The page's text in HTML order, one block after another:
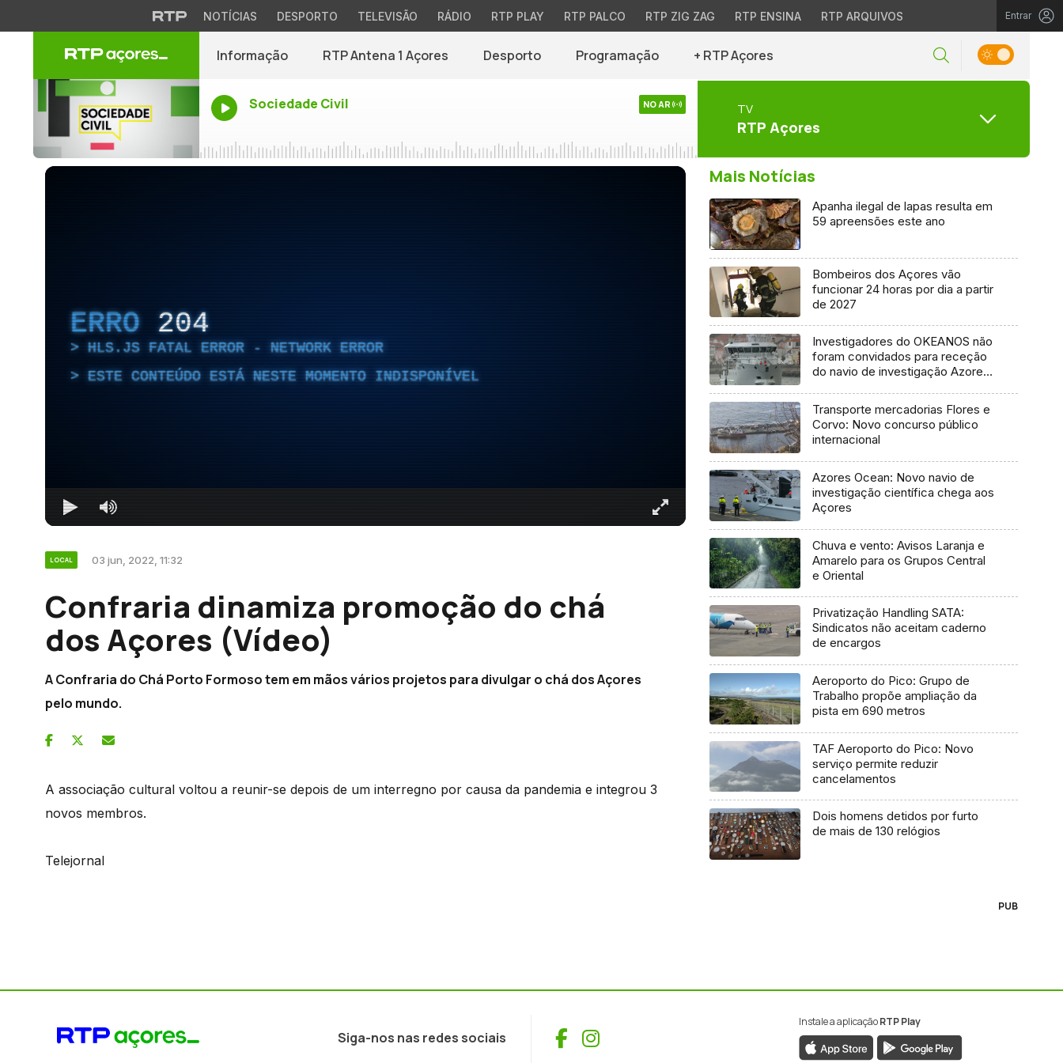
NOTÍCIAS DESPORTO TELEVISÃO RÁDIO RTP PLAY RTP PALCO RTP ZIG ZAG RTP ENSINA RTP ARQUIVOS Entrar
Informação RTP Antena 1 Açores Desporto Programação + RTP Açores
Sociedade Civil NO AR TV
RTP Açores
ERRO 204
HLS.JS FATAL ERROR - NETWORK ERROR
ESTE CONTEÚDO ESTÁ NESTE MOMENTO INDISPONÍVEL
LOCAL 03 jun, 2022, 11:32
Confraria dinamiza promoção do chá
dos Açores (Vídeo)
A Confraria do Chá Porto Formoso tem em mãos vários projetos para divulgar o chá dos Açores
pelo mundo.
A associação cultural voltou a reunir-se depois de um interregno por causa da pandemia e integrou 3
novos membros.
Telejornal
Mais Notícias
Apanha ilegal de lapas resulta em
59 apreensões este ano
Bombeiros dos Açores vão
funcionar 24 horas por dia a partir
de 2027
Investigadores do OKEANOS não
foram convidados para receção
do navio de investigação Azores
Transporte mercadorias Flores e
Corvo: Novo concurso público
internacional
Azores Ocean: Novo navio de
investigação científica chega aos
Açores
Chuva e vento: Avisos Laranja e
Amarelo para os Grupos Central
e Oriental
Privatização Handling SATA:
Sindicatos não aceitam caderno
de encargos
Aeroporto do Pico: Grupo de
Trabalho propõe ampliação da
pista em 690 metros
TAF Aeroporto do Pico: Novo
serviço permite reduzir
cancelamentos
Dois homens detidos por furto
de mais de 130 relógios
PUB
Siga-nos nas redes sociais Facebook
Instagram
Instale a aplicaçãoRTP Play